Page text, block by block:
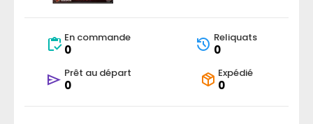
En commande
0
Reliquats
0
Prêt au départ
0
Expédié
0